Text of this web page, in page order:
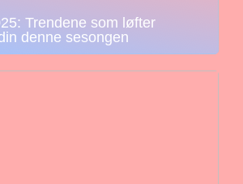
Trendene som løfter
denne sesongen